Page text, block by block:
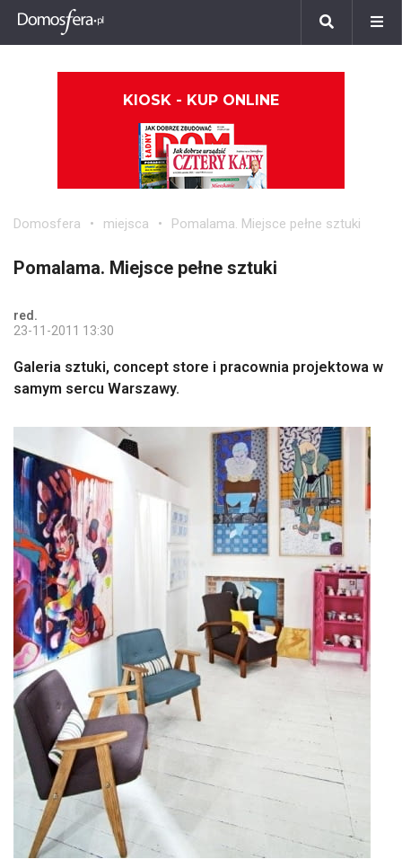
KIOSK - KUP ONLINE
Domosfera miejsca Pomalama. Miejsce pełne sztuki
Pomalama. Miejsce pełne sztuki
red.
23-11-2011 13:30
Galeria sztuki, concept store i pracownia projektowa w
samym sercu Warszawy.